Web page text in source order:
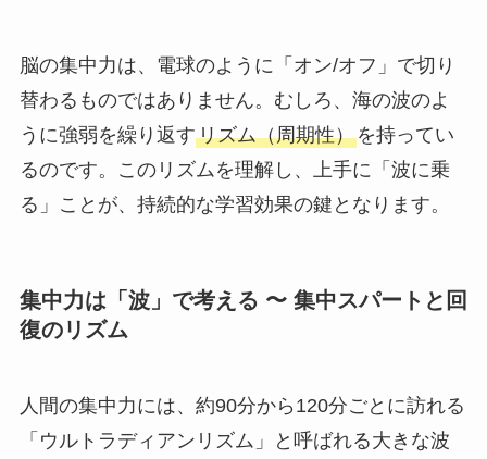
脳の集中力は、電球のように「オン/オフ」で切り
替わるものではありません。むしろ、海の波のよ
うに強弱を繰り返すリズム（周期性）を持ってい
るのです。このリズムを理解し、上手に「波に乗
る」ことが、持続的な学習効果の鍵となります。
集中力は「波」で考える 〜 集中スパートと回
復のリズム
人間の集中力には、約90分から120分ごとに訪れる
「ウルトラディアンリズム」と呼ばれる大きな波